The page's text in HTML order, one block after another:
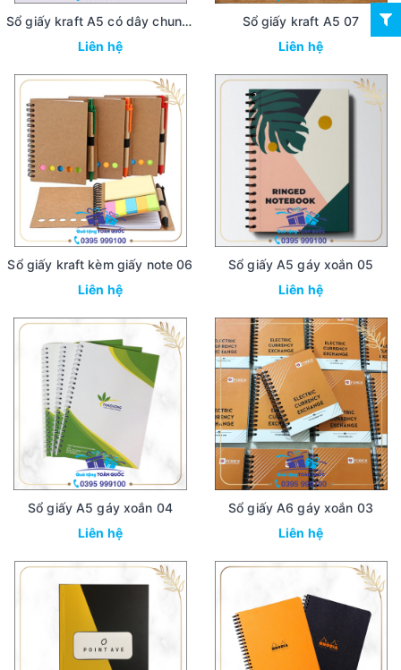
Sổ giấy kraft A5 có dây chun giữ 08
Liên hệ
Sổ giấy kraft A5 07
Liên hệ
Sổ giấy kraft kèm giấy note 06
Liên hệ
Sổ giấy A5 gáy xoắn 05
Liên hệ
Sổ giấy A5 gáy xoắn 04
Liên hệ
Sổ giấy A6 gáy xoắn 03
Liên hệ